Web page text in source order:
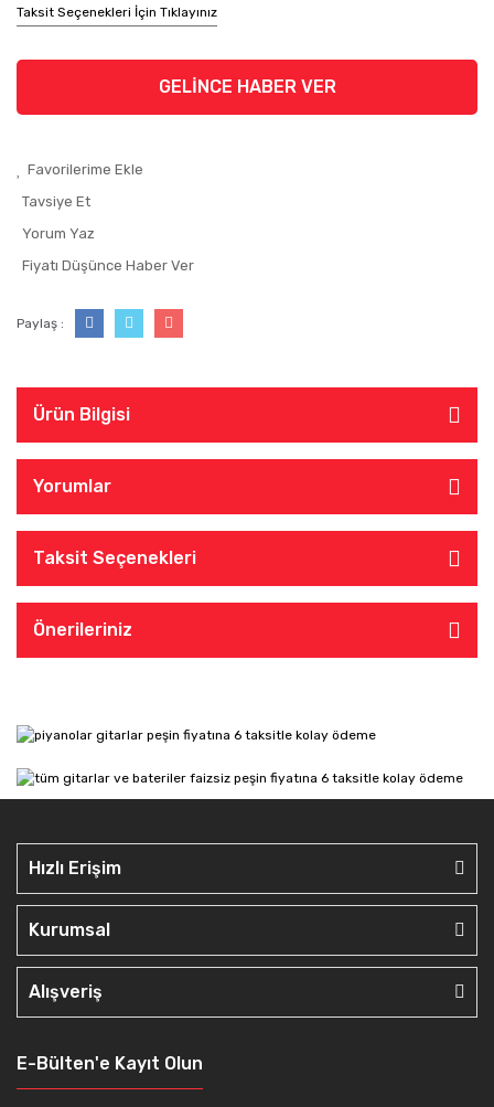
Taksit Seçenekleri İçin Tıklayınız
GELİNCE HABER VER
Tavsiye Et
Yorum Yaz
Fiyatı Düşünce Haber Ver
Paylaş :
Ürün Bilgisi
Yorumlar
Taksit Seçenekleri
Önerileriniz
Hızlı Erişim
Kurumsal
Alışveriş
E-Bülten'e Kayıt Olun